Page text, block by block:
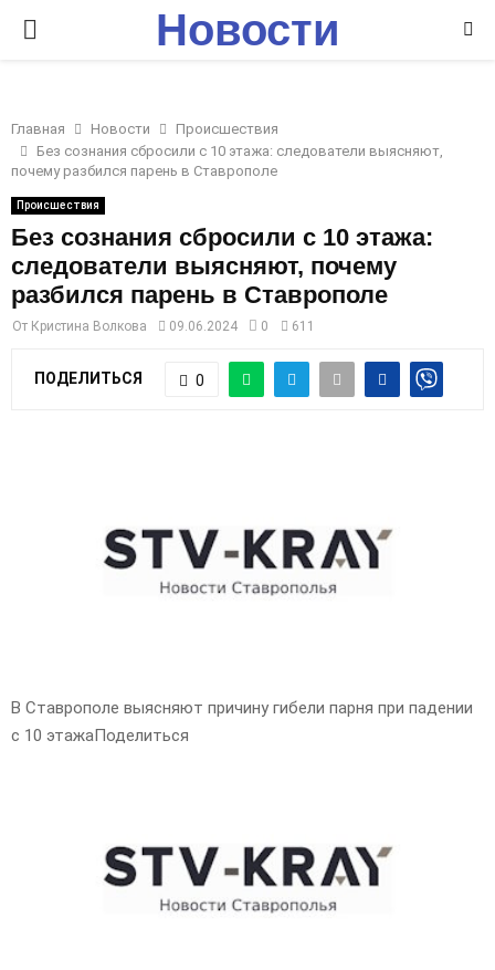
P
I
M
A
R
Y
Новости
Главная Новости
Происшествия
Без сознания сбросили с 10 этажа: следователи выясняют,
почему разбился парень в Ставрополе
Происшествия
Без сознания сбросили с 10 этажа:
следователи выясняют, почему
разбился парень в Ставрополе
От Кристина Волкова 09.06.2024 0 611
ПОДЕЛИТЬСЯ 0
В Ставрополе выясняют причину гибели парня при падении
с 10 этажаПоделиться